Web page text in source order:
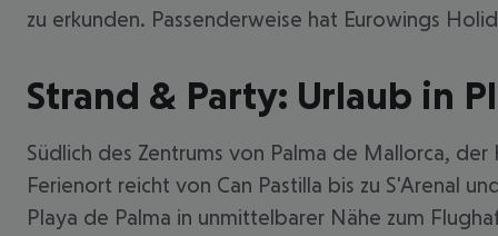
zu erkunden. Passenderweise hat Eurowings
Strand & Party: Urlaub in
Südlich des Zentrums von Palma de Mallorca,
Ferienort reicht von Can Pastilla bis zu S'Arenal
Playa de Palma in unmittelbarer Nähe zum